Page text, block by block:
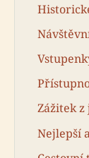
Zážitek
Nejlepší